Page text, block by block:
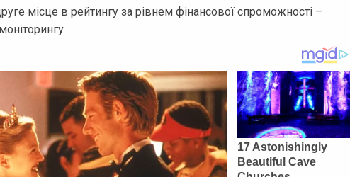
місце в рейтингу за рівнем фінансової спроможності –